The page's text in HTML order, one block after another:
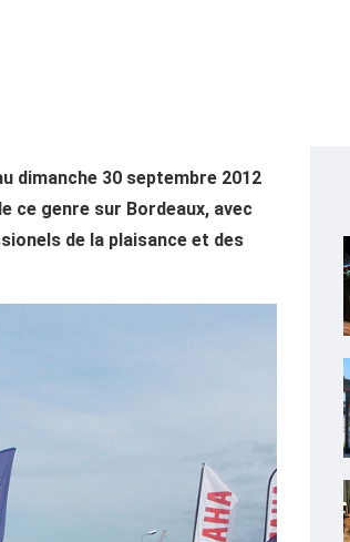
dimanche 30 septembre 2012
ce genre sur Bordeaux, avec
de la plaisance et des